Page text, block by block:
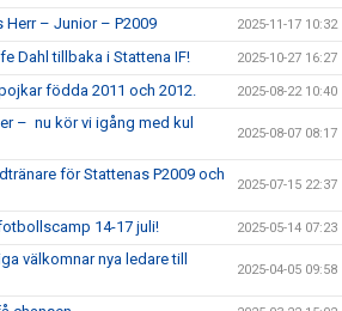
Herr – Junior – P2009 2025-11-17 10:32
Dahl tillbaka i Stattena IF! 2025-10-27 16:27
födda 2011 och 2012. 2025-08-22 10:40
– nu kör vi igång med kul
2025-08-07 08:17
för Stattenas P2009 och
2025-07-15 22:37
14-17 juli! 2025-05-14 07:23
välkomnar nya ledare till
2025-04-05 09:58